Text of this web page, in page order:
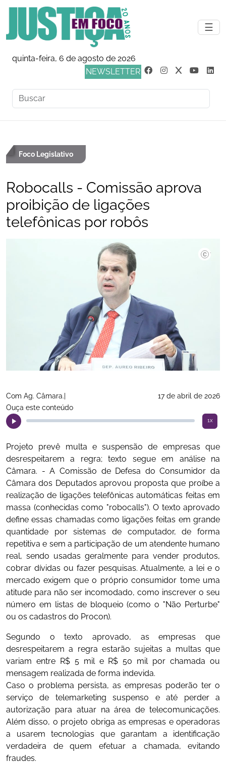
☰
quinta-feira, 6 de agosto de 2026
NEWSLETTER
Foco Legislativo
Robocalls - Comissão aprova
proibição de ligações
telefônicas por robôs
Com Ag. Câmara.|
17 de abril de 2026
Ouça este conteúdo
1x
Projeto prevê multa e suspensão de empresas que
desrespeitarem a regra; texto segue em análise na
Câmara. - A Comissão de Defesa do Consumidor da
Câmara dos Deputados aprovou proposta que proíbe a
realização de ligações telefônicas automáticas feitas em
massa (conhecidas como "robocalls"). O texto aprovado
define essas chamadas como ligações feitas em grande
quantidade por sistemas de computador, de forma
repetitiva e sem a participação de um atendente humano
real, sendo usadas geralmente para vender produtos,
cobrar dívidas ou fazer pesquisas. Atualmente, a lei e o
mercado exigem que o próprio consumidor tome uma
atitude para não ser incomodado, como inscrever o seu
número em listas de bloqueio (como o "Não Perturbe"
ou os cadastros do Procon).
Segundo o texto aprovado, as empresas que
desrespeitarem a regra estarão sujeitas a multas que
variam entre R$ 5 mil e R$ 50 mil por chamada ou
mensagem realizada de forma indevida.
Caso o problema persista, as empresas poderão ter o
serviço de telemarketing suspenso e até perder a
autorização para atuar na área de telecomunicações.
Além disso, o projeto obriga as empresas e operadoras
a usarem tecnologias que garantam a identificação
verdadeira de quem efetuar a chamada, evitando
fraudes.